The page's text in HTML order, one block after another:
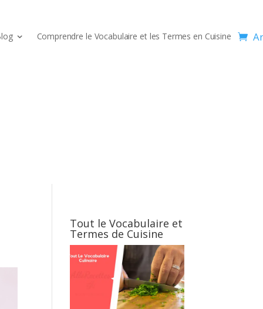
Comprendre le Vocabulaire et les Termes en Cuisine
Tout le Vocabulaire et
Termes de Cuisine